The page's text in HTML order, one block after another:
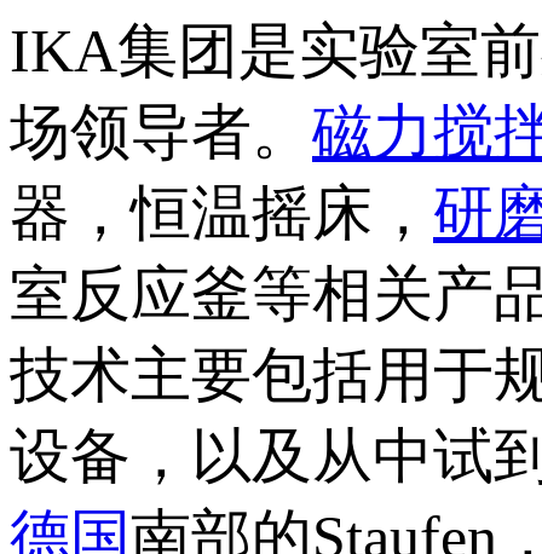
IKA集团是实验室
场领导者。 磁力搅
器，恒温摇床， 研
室反应釜等相关产
技术主要包括用于
设备，以及从中试
德国南部的Staufen